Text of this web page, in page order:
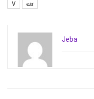
V
வா
Jeba